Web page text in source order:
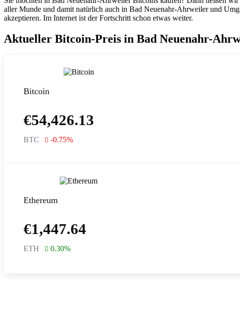
aller Munde und damit natürlich auch in Bad Neuenahr-Ahrweiler und
akzeptieren. Im Internet ist der Fortschritt schon etwas weiter.
Aktueller Bitcoin-Preis in Bad Neuenahr-
Bitcoin
€54,426.13
BTC -0.75%
Ethereum
€1,447.64
ETH 0.30%